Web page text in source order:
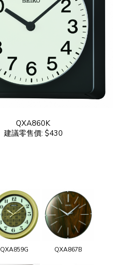
QXA860K
建議零售價: $430
QXA859G QXA867B